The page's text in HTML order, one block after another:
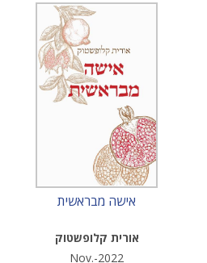
אישה מבראשית
אורית קלופשטוק
Nov.-2022